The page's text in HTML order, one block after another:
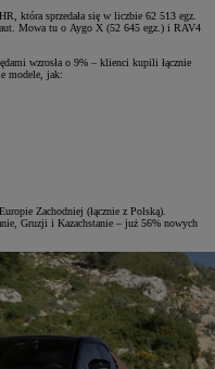
która sprzedała się w liczbie 62 513 egz.
aut. Mowa tu o Aygo X (52 645 egz.) i RAV4
wzrosła o 9% – klienci kupili łącznie
modele, jak:
Zachodniej (łącznie z Polską).
Gruzji i Kazachstanie – już 56% nowych